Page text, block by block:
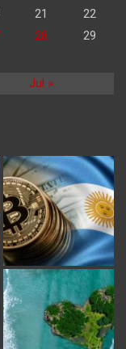
Jul »
21
22
28
29